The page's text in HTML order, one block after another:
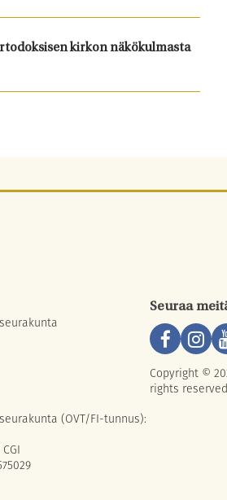
kirkon näkökulmasta
(OVT/FI-tunnus):
Seuraa
Copyright ©
rights